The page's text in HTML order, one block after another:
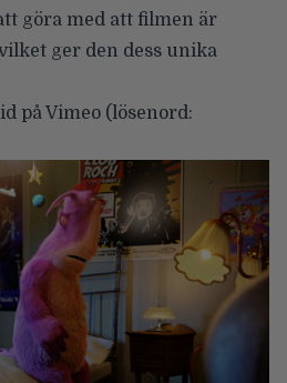
göra med att filmen är
ger den dess unika
på Vimeo (lösenord: